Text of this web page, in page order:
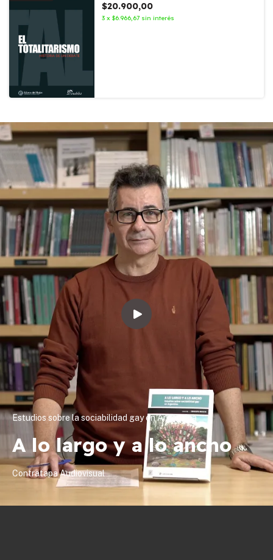
$20.900,00
3 x $6.966,67 sin interés
Estudios sobre la sociabilidad gay en Argentina
A lo largo y a lo ancho
Contratapa Audiovisual